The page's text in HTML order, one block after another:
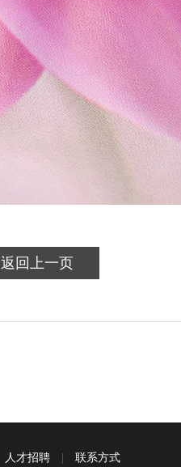
返回上一页
人才招聘 联系方式